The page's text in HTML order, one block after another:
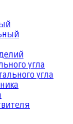
угла
угла